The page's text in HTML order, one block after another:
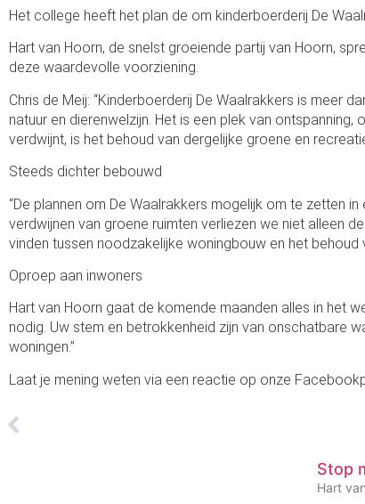
Het college heeft het plan de om kinderboerderij De
Hart van Hoorn, de snelst groeiende partij van Hoorn,
deze waardevolle voorziening.
Chris de Meij: “Kinderboerderij De Waalrakkers is meer
natuur en dierenwelzijn. Het is een plek van
verdwijnt, is het behoud van dergelijke groene en
Steeds dichter bebouwd
“De plannen om De Waalrakkers mogelijk om te zetten
verdwijnen van groene ruimten verliezen we niet alleen
vinden tussen noodzakelijke woningbouw en het behoud
Oproep aan inwoners
Hart van Hoorn gaat de komende maanden alles in het
nodig. Uw stem en betrokkenheid zijn van onschatbare
woningen.”
Laat je mening weten via een reactie op onze
Stop
Hart